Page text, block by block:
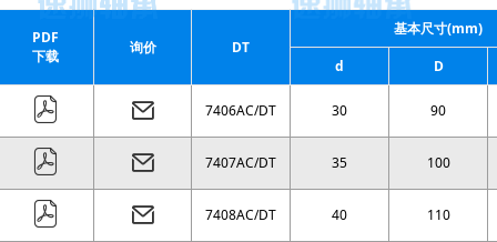
PDF
下载
询价 DT
基本尺寸(mm)
d
D
7406AC/DT 30 90
7407AC/DT 35 100
7408AC/DT 40 110